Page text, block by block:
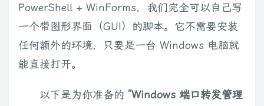
PowerShell + WinForms，我们完全可以自己写
一个带图形界面（GUI）的脚本。它不需要安装
任何额外的环境，只要是一台 Windows 电脑就
能直接打开。
以下是为你准备的 “Windows 端口转发管理